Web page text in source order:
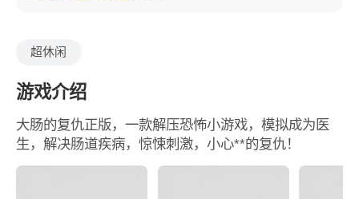
超休闲
游戏介绍
大肠的复仇正版，一款解压恐怖小游戏，模拟成为医
生，解决肠道疾病，惊悚刺激，小心**的复仇！